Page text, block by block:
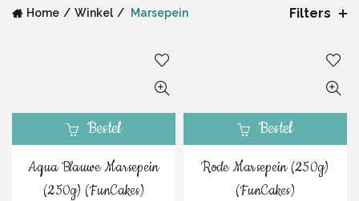
Home Winkel Marsepein Filters
Bestel
Aqua Blauwe Marsepein
(250g) (FunCakes)
Bestel
Rode Marsepein (250g)
(FunCakes)